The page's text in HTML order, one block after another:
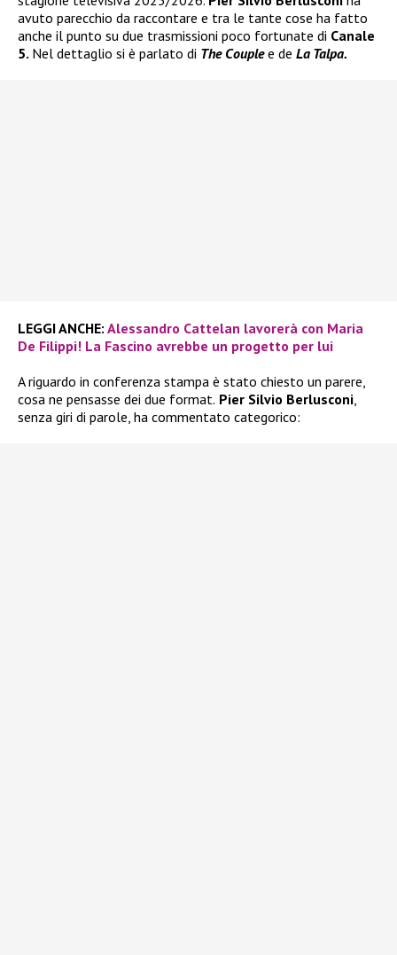
avuto parecchio da raccontare e tra le tante cose ha fatto
anche il punto su due trasmissioni poco fortunate di Canale
5. Nel dettaglio si è parlato di The Couplee de La Talpa.
LEGGI ANCHE: Alessandro Cattelan lavorerà con Maria
De Filippi! La Fascino avrebbe un progetto per lui
A riguardo in conferenza stampa è stato chiesto un parere,
cosa ne pensasse dei due format. Pier Silvio Berlusconi
senza giri di parole, ha commentato categorico: